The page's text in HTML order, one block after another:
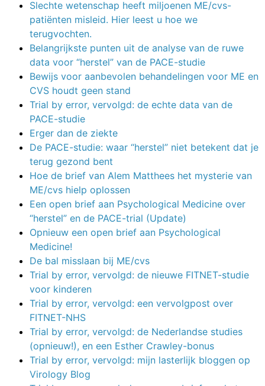
Slechte wetenschap heeft miljoenen ME/cvs-
patiënten misleid. Hier leest u hoe we
terugvochten.
Belangrijkste punten uit de analyse van de ruwe
data voor “herstel” van de PACE-studie
Bewijs voor aanbevolen behandelingen voor ME en
CVS houdt geen stand
Trial by error, vervolgd: de echte data van de
PACE-studie
Erger dan de ziekte
De PACE-studie: waar “herstel” niet betekent dat je
terug gezond bent
Hoe de brief van Alem Matthees het mysterie van
ME/cvs hielp oplossen
Een open brief aan Psychological Medicine over
“herstel” en de PACE-trial (Update)
Opnieuw een open brief aan Psychological
Medicine!
De bal misslaan bij ME/cvs
Trial by error, vervolgd: de nieuwe FITNET-studie
voor kinderen
Trial by error, vervolgd: een vervolgpost over
FITNET-NHS
Trial by error, vervolgd: de Nederlandse studies
(opnieuw!), en een Esther Crawley-bonus
Trial by error, vervolgd: mijn lasterlijk bloggen op
Virology Blog